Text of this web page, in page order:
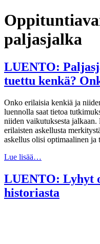
paljasjalka
LUENTO:
tuettu kenkä?
Onko erilaisia kenkiä ja
luennolla saat tietoa
niiden vaikutuksesta
erilaisten askellusta
askellus olisi optimaalinen
Lue lisää…
LUENTO: Lyhyt
historiasta